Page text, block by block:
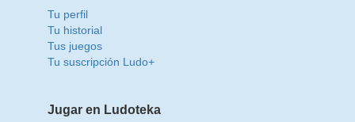
Tu perfil
Tu historial
Tus juegos
Tu suscripción Ludo+
Jugar en Ludoteka